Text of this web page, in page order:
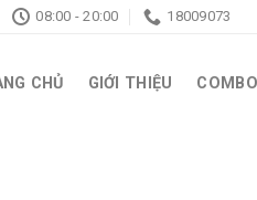
08:00 - 20:00 18009073
CHỦ GIỚI THIỆU